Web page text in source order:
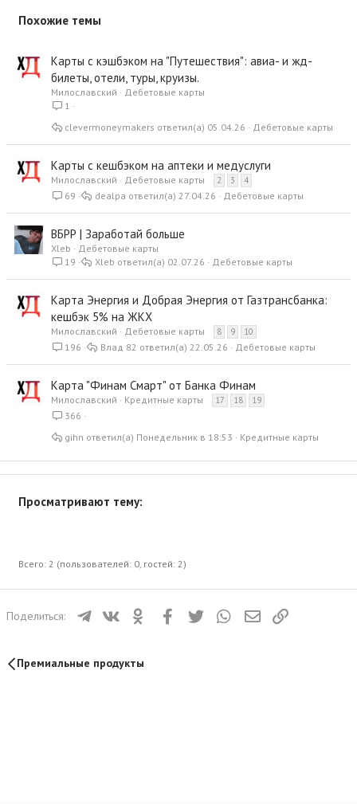
Похожие темы
Карты с кэшбэком на "Путешествия": авиа- и жд-
билеты, отели, туры, круизы.
Милославский
Дебетовые карты
1
Дебетовые карты
05.04.26
clevermoneymakers
Карты с кешбэком на аптеки и медуслуги
Милославский Дебетовые карты 2 3 4
69 Дебетовые карты
27.04.26
dealpa
ВБРР | Заработай больше
Xleb
Дебетовые карты
19
Дебетовые карты
02.07.26
Xleb
Карта Энергия и Добрая Энергия от Газтрансбанка:
кешбэк 5% на ЖКХ
Милославский Дебетовые карты 8 9 10
196 Дебетовые карты
22.05.26
Влад 82
Карта "Финам Смарт" от Банка Финам
Милославский Кредитные карты 17 18 19
366
Кредитные карты
Понедельник в 18:53
gihn
Просматривают тему:
Всего: 2 (пользователей: 0, гостей: 2)
Поделиться: ТелеграмВКонтактеОдноклассники
FacebookTwitter WhatsAppЭлектронная почта
Премиальные продукты